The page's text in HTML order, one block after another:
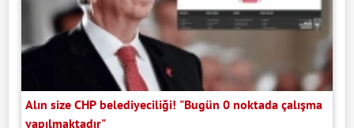
Alın size CHP belediyeciliği! "Bugün 0 noktada çalışma
yapılmaktadır"